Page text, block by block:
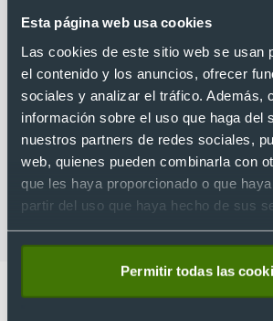
Esta página web usa cookies
Las cookies de este sitio web se usan
el contenido y los anuncios, ofrecer
sociales y analizar el tráfico. Además,
información sobre el uso que haga del
nuestros partners de redes sociales,
web, quienes pueden combinarla con
que les haya proporcionado o que
partir del uso que haya hecho de sus
Permitir todas las
Abridores
personalizados
Artículos